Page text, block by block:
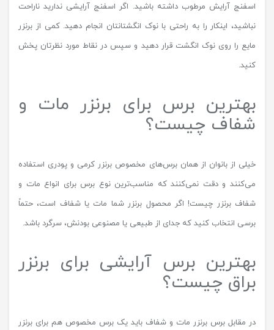
اسفنج آرایش مرطوب داشته باشید. اگر اسفنج آرایشی ندارید ناراحت
نباشید، اینکار را به راحتی با نوک انگشتانتان انجام دهید. کمی از برنزر
مایع را روی نوک انگشت قرار دهید و سپس در نقاط مورد نظرتان پخش
کنید.
بهترین برس برای برنزر مات و
شفاف چیست؟
خیلی از بانوان از همان برس‌های مخصوص برنزر کرمی و پودری استفاده
می‌کنند و دقت نمی‌کنند که مناسب‌ترین نوع برس برای انواع مات و
شفاف برنزر چیست! اگر محصول برنزر شما مات یا شفاف است، حتماً
برسی انتخاب کنید که جدای از طبیعی یا مصنوعی بودنش، سرگرد باشد.
بهترین برس آرایشی برای برنزر
براق چیست؟
در مقابل برس برنزر مات و شفاف باید یک برس مخصوص هم برای برنزر